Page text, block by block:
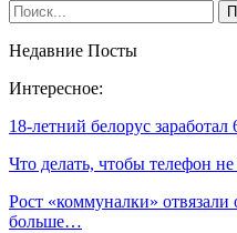
Недавние Посты
Интересное:
18-летний белорус
Что делать, чтобы телефон не
Рост «коммуналки»
больше…